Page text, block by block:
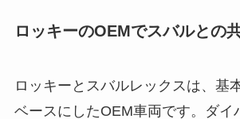
ロッキーのOEMでスバルとの
ロッキーとスバルレックスは、基
ベースにしたOEM車両です。ダイ